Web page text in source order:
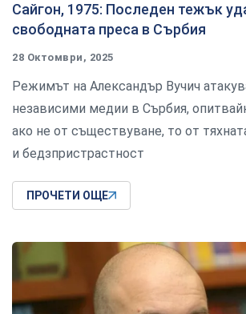
Сайгон, 1975: Последен тежък
свободната преса в Сърбия
28 Октомври, 2025
Режимът на Александър Вучич
независими медии в Сърбия,
ако не от съществуване, то от
и бедзпристрастност
ПРОЧЕТИ ОЩЕ